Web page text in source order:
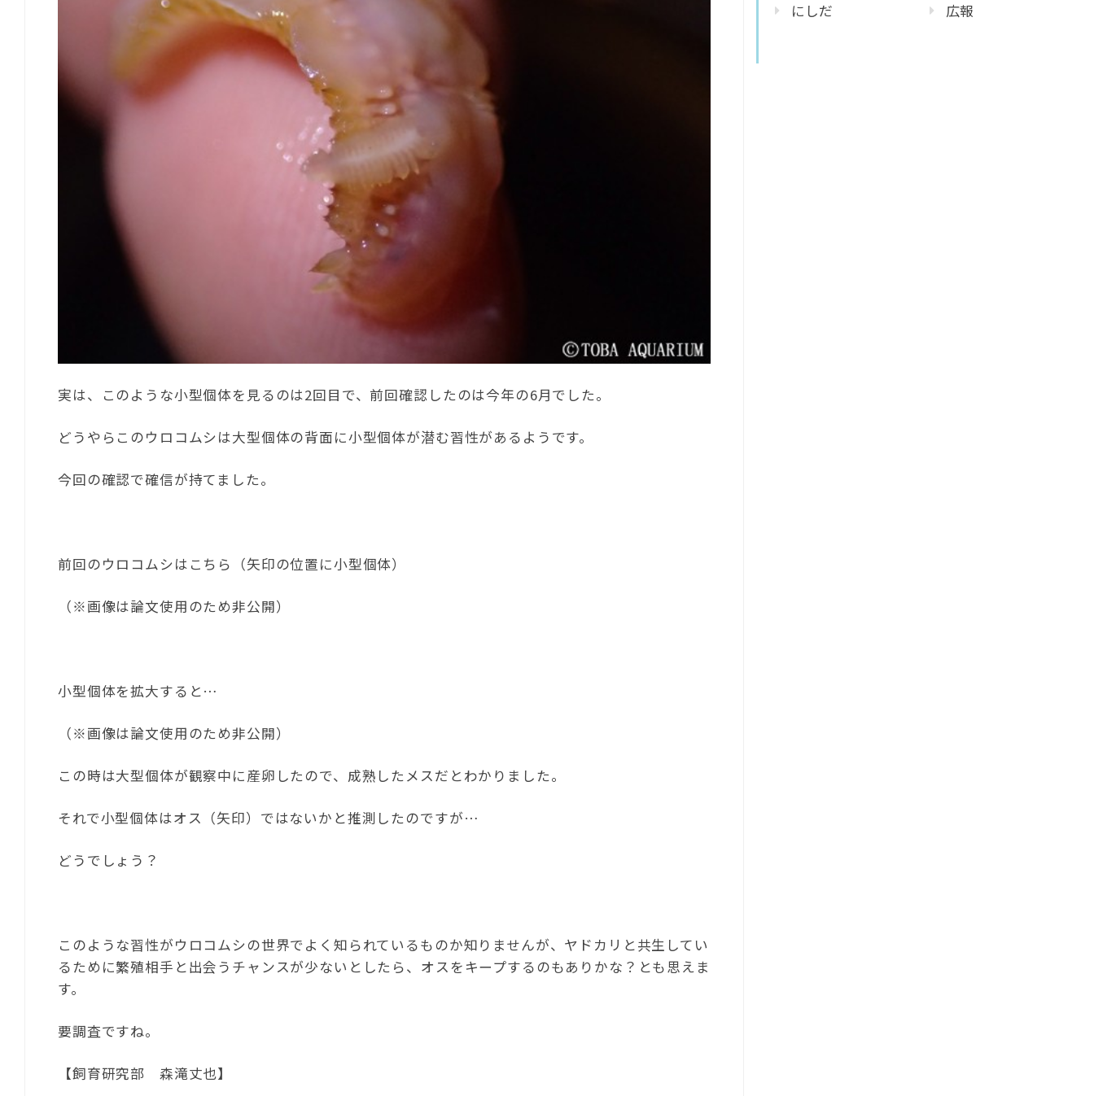
実は、このような小型個体を見るのは2回目で、前回確認したのは今年の6月でした。
どうやらこのウロコムシは大型個体の背面に小型個体が潜む習性があるようです。
今回の確認で確信が持てました。
前回のウロコムシはこちら（矢印の位置に小型個体）
（※画像は論文使用のため非公開）
小型個体を拡大すると…
（※画像は論文使用のため非公開）
この時は大型個体が観察中に産卵したので、成熟したメスだとわかりました。
それで小型個体はオス（矢印）ではないかと推測したのですが…
どうでしょう？
このような習性がウロコムシの世界でよく知られているものか知りませんが、ヤドカリと共生してい
るために繁殖相手と出会うチャンスが少ないとしたら、オスをキープするのもありかな？とも思えま
す。
要調査ですね。
【飼育研究部 森滝丈也】
にしだ
広報